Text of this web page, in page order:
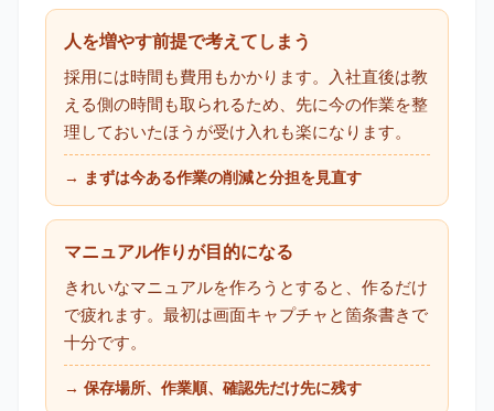
人を増やす前提で考えてしまう
採用には時間も費用もかかります。入社直後は教
える側の時間も取られるため、先に今の作業を整
理しておいたほうが受け入れも楽になります。
→ まずは今ある作業の削減と分担を見直す
マニュアル作りが目的になる
きれいなマニュアルを作ろうとすると、作るだけ
で疲れます。最初は画面キャプチャと箇条書きで
十分です。
→ 保存場所、作業順、確認先だけ先に残す